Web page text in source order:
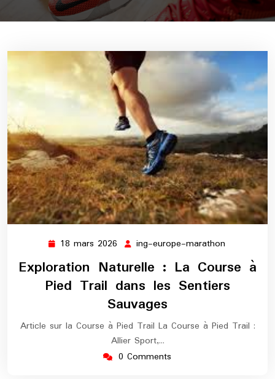
18 mars 2026 18
mars
2026
ing-europe-marathon
europe-
marathon
Exploration Naturelle : La Course à
Pied Trail dans les Sentiers
Sauvages
Article sur la Course à Pied Trail La Course à Pied Trail :
Allier Sport,…
0 Comments